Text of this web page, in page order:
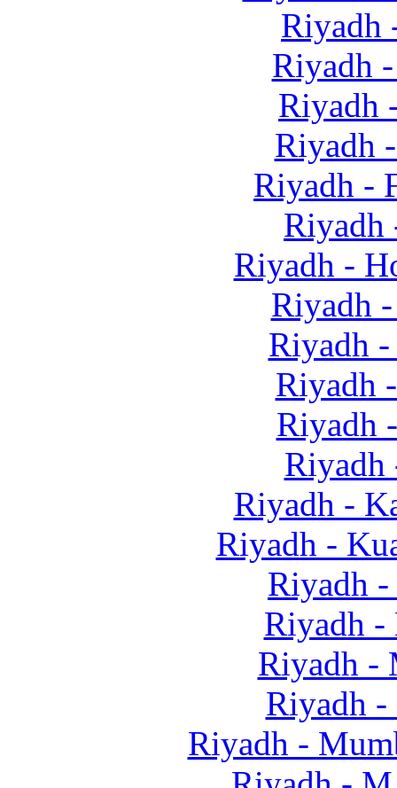
Riyadh
Riyadh
Riyadh
Riyadh
Riyadh -
Riyadh
Riyadh -
Riyadh
Riyadh
Riyadh
Riyadh
Riyadh -
Riyadh -
Riyadh
Riyadh
Riyadh -
Riyadh
Riyadh -